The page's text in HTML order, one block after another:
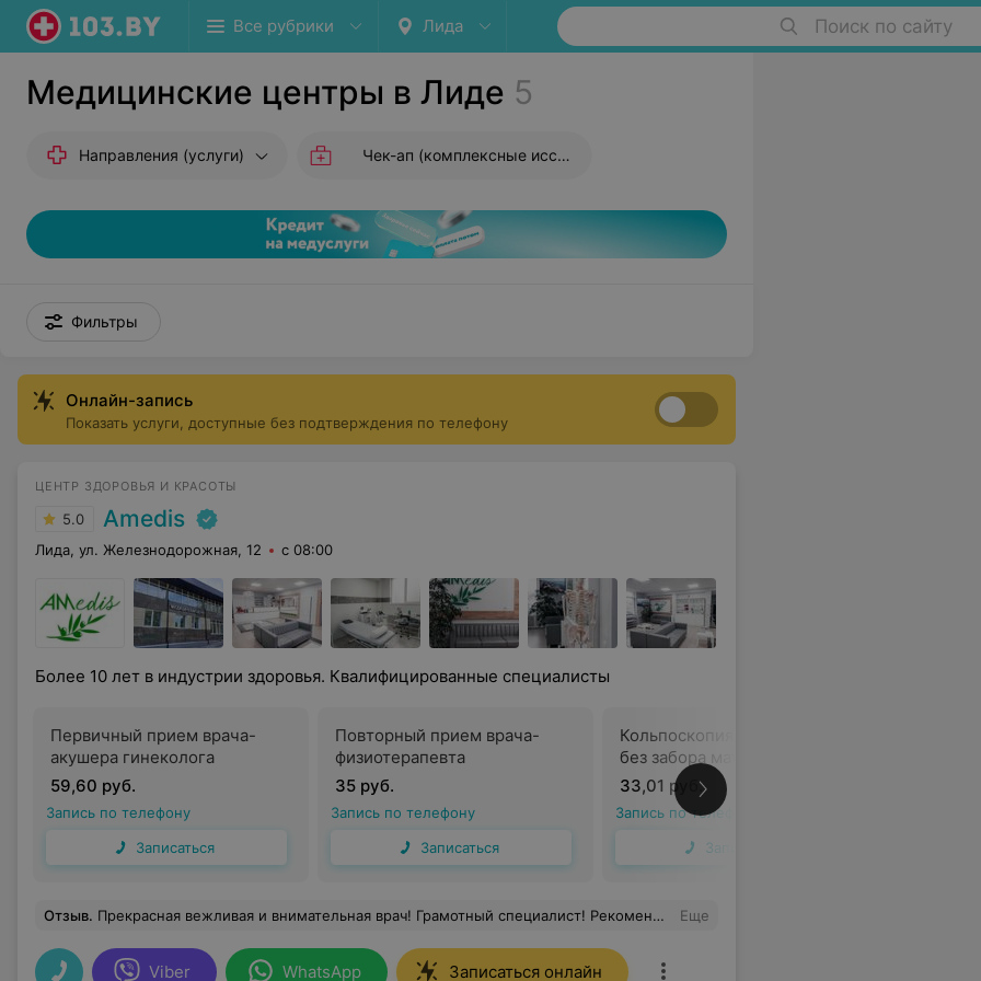
Все рубрики Лида Поиск по сайту
Медицинские центры в Лиде 5
Направления (услуги) Чек-ап (комплексные исследования)
Фильтры
Онлайн-запись
Показать услуги, доступные без подтверждения по телефону
ЦЕНТР ЗДОРОВЬЯ И КРАСОТЫ
5.0 Amedis
Лида, ул. Железнодорожная, 12 с 08:00
Более 10 лет в индустрии здоровья. Квалифицированные специалисты
Первичный прием врача-
акушера гинеколога
59,60 руб.
Запись по телефону
Записаться
Повторный прием врача-
физиотерапевта
35 руб.
Запись по телефону
Записаться
Кольпоскопия расширенная
без забора материала
33,01 руб.
Запись по телефону
Записаться
Отзыв. Прекрасная вежливая и внимательная врач! Грамотный специалист! Рекомендую! Еще
Viber WhatsApp Записаться онлайн